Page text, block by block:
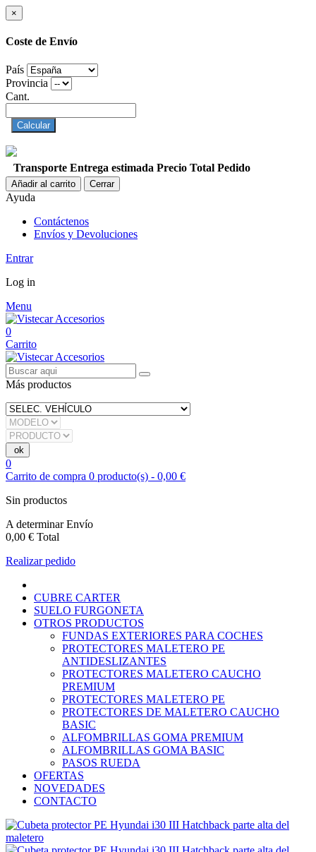
×
Coste de Envío
País
Provincia
Cant.
Calcular
Transporte Entrega estimada Precio Total Pedido
Añadir al carrito Cerrar
Ayuda
Contáctenos
Envíos y Devoluciones
Entrar
Log in
Menu
0
Carrito
Más productos
0
Carrito de compra 0 producto(s) - 0,00 €
Sin productos
A determinarEnvío
0,00 € Total
Realizar pedido
CUBRE CARTER
SUELO FURGONETA
OTROS PRODUCTOS
FUNDAS EXTERIORES PARA COCHES
PROTECTORES MALETERO PE
ANTIDESLIZANTES
PROTECTORES MALETERO CAUCHO
PREMIUM
PROTECTORES MALETERO PE
PROTECTORES DE MALETERO CAUCHO
BASIC
ALFOMBRILLAS GOMA PREMIUM
ALFOMBRILLAS GOMA BASIC
PASOS RUEDA
OFERTAS
NOVEDADES
CONTACTO